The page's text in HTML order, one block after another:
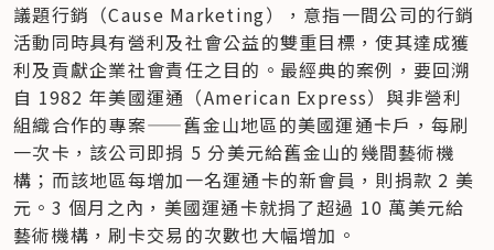
議題行銷（Cause Marketing），意指一間公司的行銷
活動同時具有營利及社會公益的雙重目標，使其達成獲
利及貢獻企業社會責任之目的。最經典的案例，要回溯
自 1982 年美國運通（American Express）與非營利
組織合作的專案——舊金山地區的美國運通卡戶，每刷
一次卡，該公司即捐 5 分美元給舊金山的幾間藝術機
構；而該地區每增加一名運通卡的新會員，則捐款 2 美
元。3 個月之內，美國運通卡就捐了超過 10 萬美元給
藝術機構，刷卡交易的次數也大幅增加。